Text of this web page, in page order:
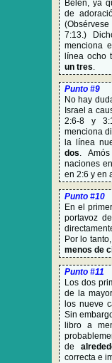
Belén, ya
de
7:13.)
menciona
línea ocho
un tres.
Punto #9
No hay
Israel a
2:6-8 y
menciona
la línea
dos.
naciones
en 2:6 y en
Punto #10
En el
portavoz
Por lo
menos de
Punto #11
Los dos
de la
los nueve
Sin
libro a
de
correcta e